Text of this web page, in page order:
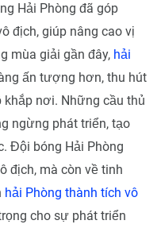
Hải Phòng đã góp
địch, giúp nâng cao vị
mùa giải gần đây, hải
ấn tượng hơn, thu hút
nơi. Những cầu thủ
ngừng phát triển, tạo
Đội bóng Hải Phòng
địch, mà còn về tinh
hải Phòng thành tích vô
cho sự phát triển